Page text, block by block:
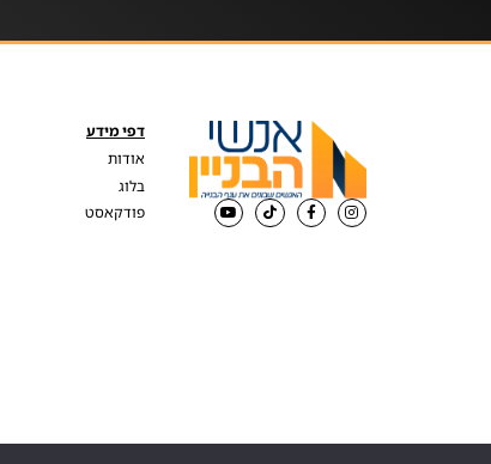
דפי מידע
אודות
בלוג
פודקאסט